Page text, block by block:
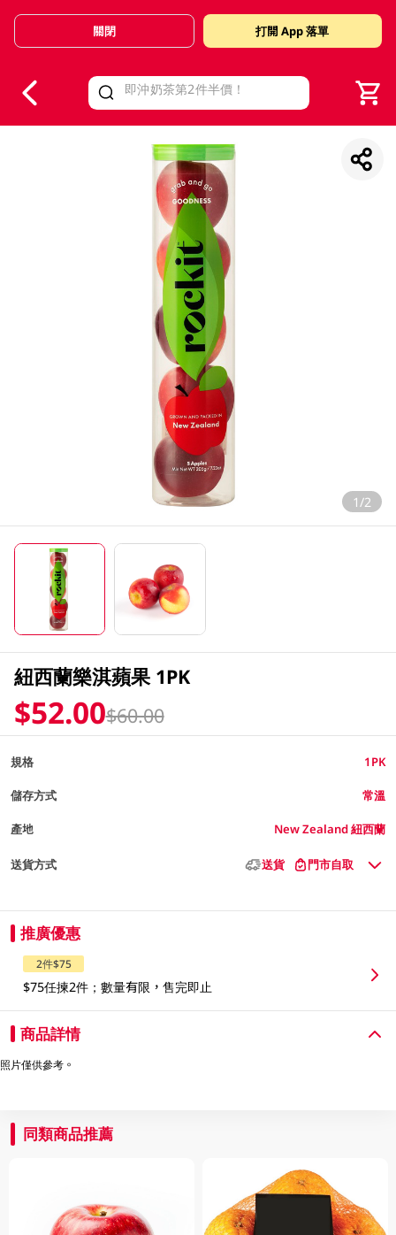
Valid Until 30 June 2026
關閉 打開 App 落單
1/2
紐西蘭樂淇蘋果 1PK
$52.00$60.00
規格 1PK
儲存方式 常溫
產地 New Zealand 紐西蘭
送貨方式 送貨 門市自取
推廣優惠
2件$75
$75任揀2件；數量有限，售完即止
商品詳情
照片僅供參考。
同類商品推薦